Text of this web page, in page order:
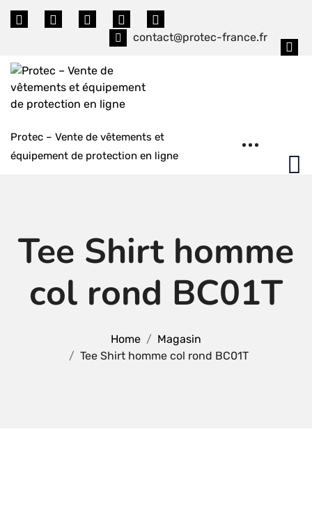
Skip
contact@protec-france.fr
Protec – Vente de vêtements et
équipement de protection en ligne
Tee Shirt homme
col rond BC01T
Home
Magasin
Tee Shirt homme col rond BC01T